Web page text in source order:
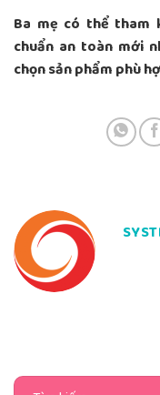
Ba mẹ có thể tham
chuẩn an toàn mới
chọn sản phẩm phù
Tìm